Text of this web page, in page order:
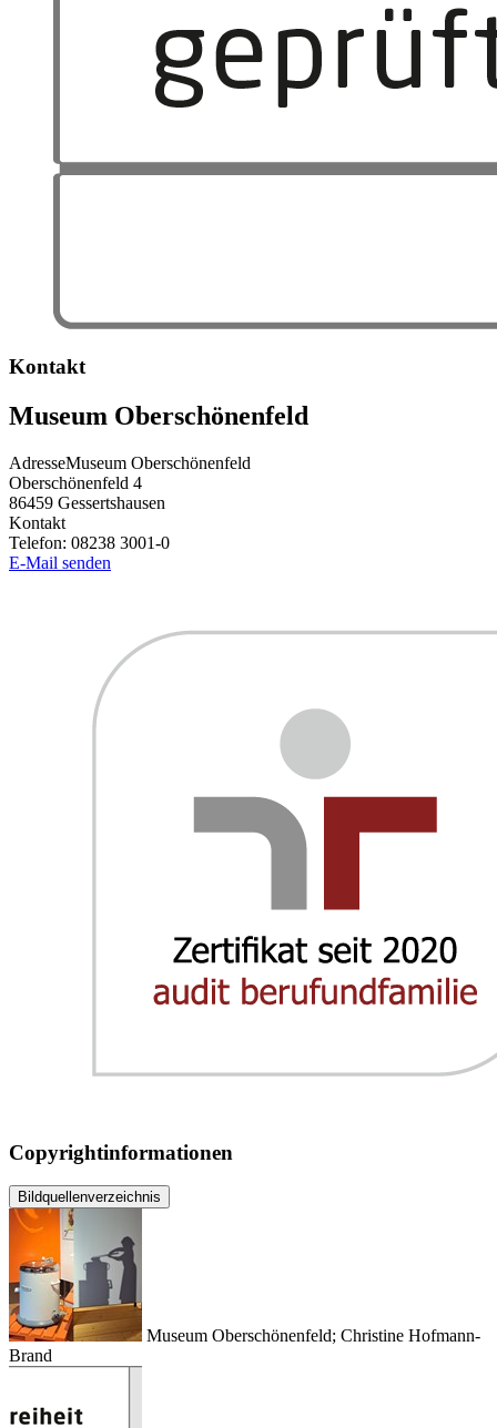
Kontakt
Museum Oberschönenfeld
AdresseMuseum Oberschönenfeld
Oberschönenfeld 4
86459 Gessertshausen
Kontakt
Telefon: 08238 3001-0
E-Mail senden
Copyrightinformationen
Bildquellenverzeichnis
Museum Oberschönenfeld; Christine Hofmann-
Brand